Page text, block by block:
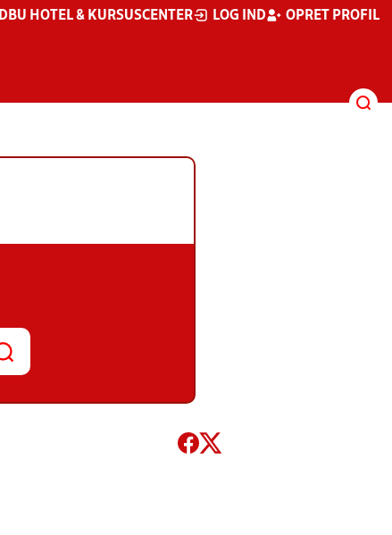
DBU HOTEL & KURSUSCENTER LOG IND OPRET PROFIL